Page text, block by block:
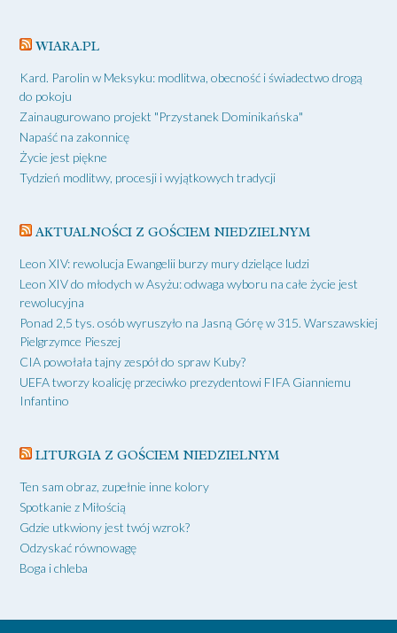
WIARA.PL
Kard. Parolin w Meksyku: modlitwa, obecność i świadectwo drogą
do pokoju
Zainaugurowano projekt "Przystanek Dominikańska"
Napaść na zakonnicę
Życie jest piękne
Tydzień modlitwy, procesji i wyjątkowych tradycji
AKTUALNOŚCI Z GOŚCIEM NIEDZIELNYM
Leon XIV: rewolucja Ewangelii burzy mury dzielące ludzi
Leon XIV do młodych w Asyżu: odwaga wyboru na całe życie jest
rewolucyjna
Ponad 2,5 tys. osób wyruszyło na Jasną Górę w 315. Warszawskiej
Pielgrzymce Pieszej
CIA powołała tajny zespół do spraw Kuby?
UEFA tworzy koalicję przeciwko prezydentowi FIFA Gianniemu
Infantino
LITURGIA Z GOŚCIEM NIEDZIELNYM
Ten sam obraz, zupełnie inne kolory
Spotkanie z Miłością
Gdzie utkwiony jest twój wzrok?
Odzyskać równowagę
Boga i chleba